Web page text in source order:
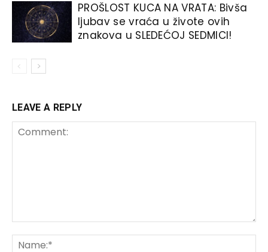
PROŠLOST KUCA NA VRATA: Bivša
ljubav se vraća u živote ovih
znakova u SLEDEĆOJ SEDMICI!
LEAVE A REPLY